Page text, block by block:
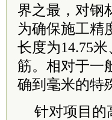
界之最，对钢
为确保施工精
长度为14.75
筋。相对于一
确到毫米的特
针对项目的